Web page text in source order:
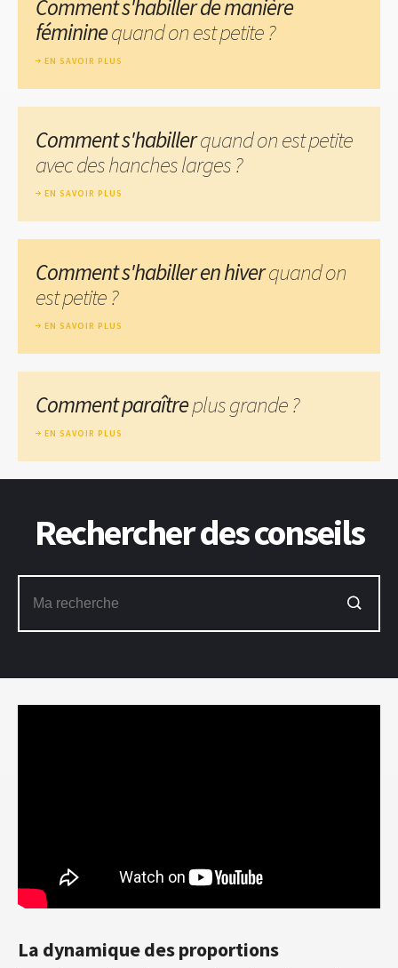
La dynamique des proportions
Comment s'habiller de manière
fémininequand on est petite ?
EN SAVOIR PLUS
Comment s'habillerquand on est petite
avec des hanches larges ?
EN SAVOIR PLUS
Comment s'habiller en hiverquand on
est petite ?
EN SAVOIR PLUS
Comment paraîtreplus grande ?
EN SAVOIR PLUS
Rechercher des conseils